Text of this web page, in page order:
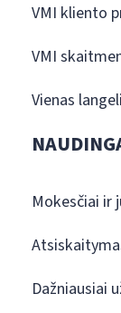
VMI kliento
VMI
Vienas
Mokesčiai ir
Dažniausiai